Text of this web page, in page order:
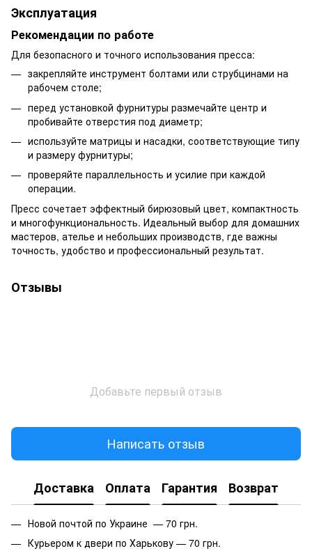
Эксплуатация
Рекомендации по работе
Для безопасного и точного использования пресса:
закрепляйте инструмент болтами или струбцинами на
рабочем столе;
перед установкой фурнитуры размечайте центр и
пробивайте отверстия под диаметр;
используйте матрицы и насадки, соответствующие типу
и размеру фурнитуры;
проверяйте параллельность и усилие при каждой
операции.
Пресс сочетает эффектный бирюзовый цвет, компактность
и многофункциональность. Идеальный выбор для домашних
мастеров, ателье и небольших производств, где важны
точность, удобство и профессиональный результат.
Отзывы
Добавьте первый отзыв
Написать отзыв
Доставка Оплата Гарантия Возврат
Новой почтой по Украине — 70 грн.
Курьером к двери по Харькову — 70 грн.